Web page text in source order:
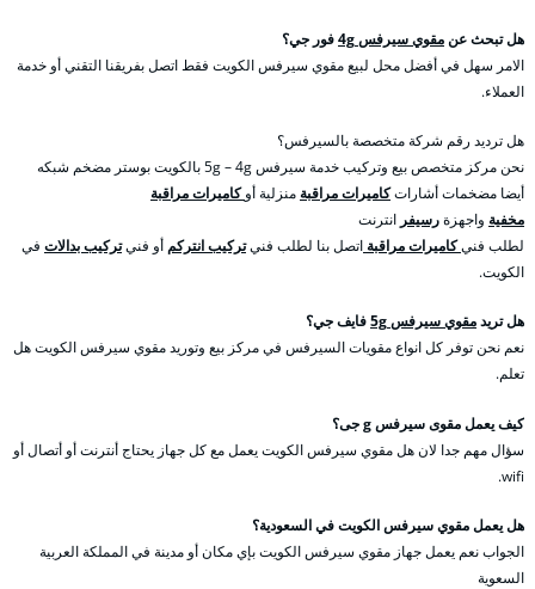
هل تبحث عنمقوي سيرفس 4g
فور جي؟
الامر سهل في أفضل محل لبيع مقوي سيرفس الكويت فقط اتصل بفريقنا التقني أو خدمة
العملاء.
هل ترديد رقم شركة متخصصة بالسيرفس؟
نحن مركز متخصص بيع وتركيب خدمة سيرفس 5g – 4g بالكويت بوستر مضخم شبكه
أيضا مضخمات أشاراتكاميرات مراقبة منزلية أوكاميرات مراقبة
مخفية واجهزةرسيفر انترنت
لطلب فنيكاميرات مراقبة اتصل بنا لطلب فنيتركيب انتركم أو فنيتركيب بدالات في
الكويت.
هل تريدمقوي سيرفس 5g
فايف جي؟
نعم نحن توفر كل انواع مقويات السيرفس في مركز بيع وتوريد مقوي سيرفس الكويت هل
تعلم.
كيف يعمل مقوى سيرفس g جى؟
سؤال مهم جدا لان هل مقوي سيرفس الكويت يعمل مع كل جهاز يحتاج أنترنت أو أتصال أو
wifi.
هل يعمل مقوي سيرفس الكويت في السعودية؟
الجواب نعم يعمل جهاز مقوي سيرفس الكويت بإي مكان أو مدينة في المملكة العربية
السعوية